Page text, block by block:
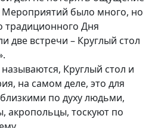
было много, но
Дня
две встречи – Круглый стол
Круглый стол и
на самом деле, это для
по духу людьми,
акропольцы, тоскуют по